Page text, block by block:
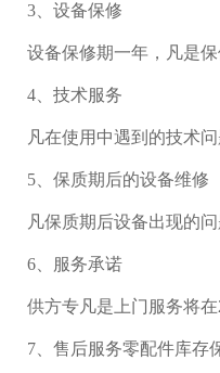
3、设备保修
设备保修期一年，凡是保
4、技术服务
凡在使用中遇到的技术问
5、保质期后的设备维修
凡保质期后设备出现的问
6、服务承诺
供方专凡是上门服务将在
7、售后服务零配件库存